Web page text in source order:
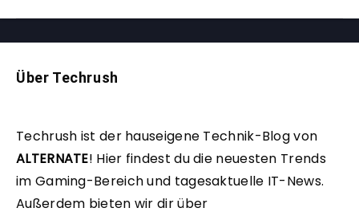
Über Techrush
Techrush ist der hauseigene Technik-Blog von
ALTERNATE! Hier findest du die neuesten Trends
im Gaming-Bereich und tagesaktuelle IT-News.
Außerdem bieten wir dir über